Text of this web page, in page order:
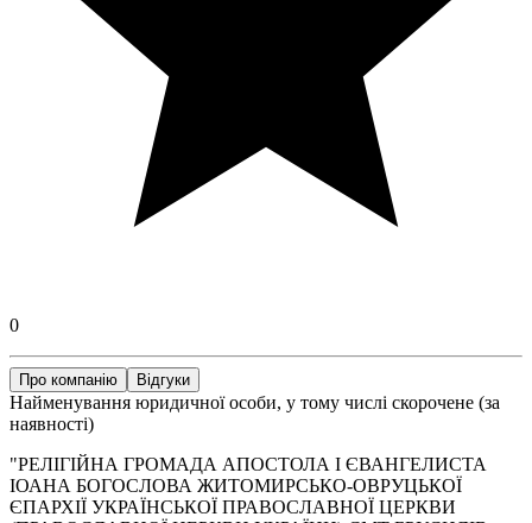
0
Про компанію Відгуки
Найменування юридичної особи, у тому числі скорочене (за
наявності)
"РЕЛІГІЙНА ГРОМАДА АПОСТОЛА І ЄВАНГЕЛИСТА
ІОАНА БОГОСЛОВА ЖИТОМИРСЬКО-ОВРУЦЬКОЇ
ЄПАРХІЇ УКРАЇНСЬКОЇ ПРАВОСЛАВНОЇ ЦЕРКВИ